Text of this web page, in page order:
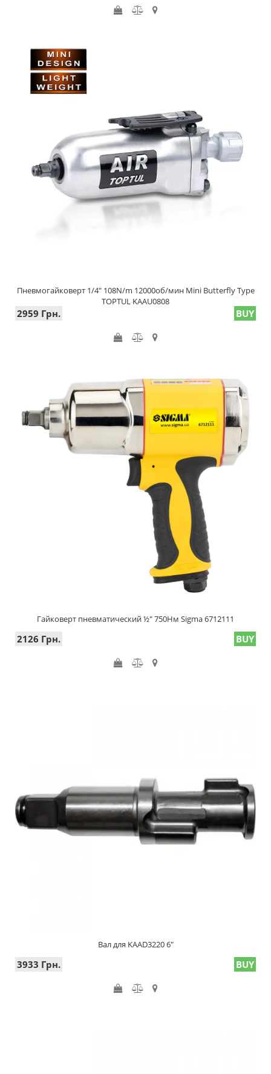
Пневмогайковерт 1/4" 108N/m 12000об/мин Mini Butterfly Type
TOPTUL KAAU0808
2959 Грн. BUY
Гайковерт пневматический ½" 750Нм Sigma 6712111
2126 Грн. BUY
Вал для KAAD3220 6"
3933 Грн. BUY